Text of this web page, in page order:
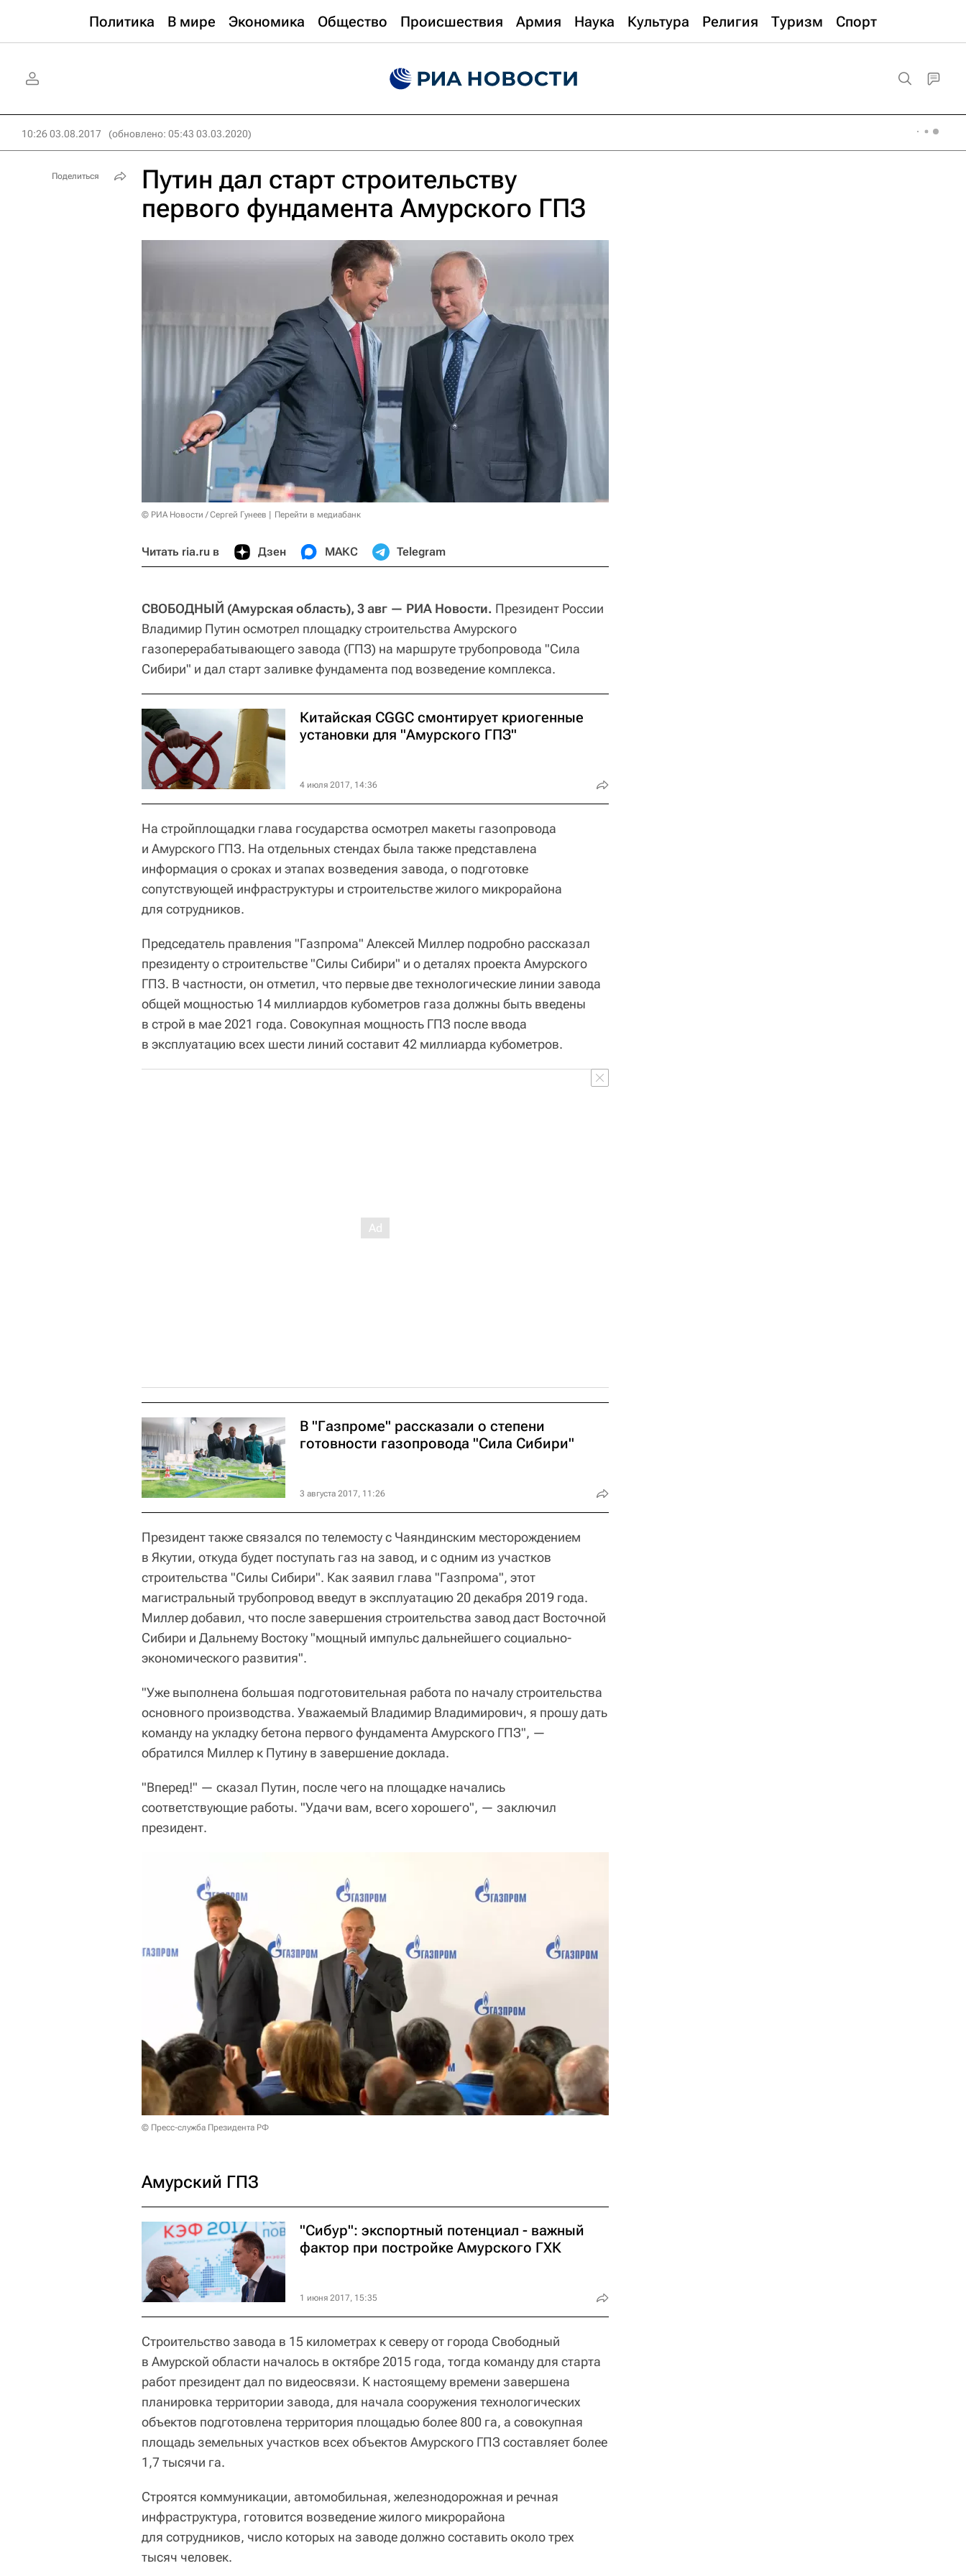
Политика В мире Экономика Общество Происшествия Армия Наука Культура Религия Туризм Спорт
10:26 03.08.2017 (обновлено: 05:43 03.03.2020)
Путин дал старт строительству
первого фундамента Амурского ГПЗ
© РИА Новости / Сергей Гунеев Перейти в медиабанк
Читать ria.ru в Дзен МАКС Telegram
СВОБОДНЫЙ (Амурская область), 3 авг — РИА Новости. Президент России
Владимир Путин осмотрел площадку строительства Амурского
газоперерабатывающего завода (ГПЗ) на маршруте трубопровода "Сила
Сибири" и дал старт заливке фундамента под возведение комплекса.
Китайская CGGC смонтирует криогенные
установки для "Амурского ГПЗ"
4 июля 2017, 14:36
На стройплощадки глава государства осмотрел макеты газопровода
и Амурского ГПЗ. На отдельных стендах была также представлена
информация о сроках и этапах возведения завода, о подготовке
сопутствующей инфраструктуры и строительстве жилого микрорайона
для сотрудников.
Председатель правления "Газпрома" Алексей Миллер подробно рассказал
президенту о строительстве "Силы Сибири" и о деталях проекта Амурского
ГПЗ. В частности, он отметил, что первые две технологические линии завода
общей мощностью 14 миллиардов кубометров газа должны быть введены
в строй в мае 2021 года. Совокупная мощность ГПЗ после ввода
в эксплуатацию всех шести линий составит 42 миллиарда кубометров.
В "Газпроме" рассказали о степени
готовности газопровода "Сила Сибири"
3 августа 2017, 11:26
Президент также связался по телемосту с Чаяндинским месторождением
в Якутии, откуда будет поступать газ на завод, и с одним из участков
строительства "Силы Сибири". Как заявил глава "Газпрома", этот
магистральный трубопровод введут в эксплуатацию 20 декабря 2019 года.
Миллер добавил, что после завершения строительства завод даст Восточной
Сибири и Дальнему Востоку "мощный импульс дальнейшего социально-
экономического развития".
"Уже выполнена большая подготовительная работа по началу строительства
основного производства. Уважаемый Владимир Владимирович, я прошу дать
команду на укладку бетона первого фундамента Амурского ГПЗ", —
обратился Миллер к Путину в завершение доклада.
"Вперед!" — сказал Путин, после чего на площадке начались
соответствующие работы. "Удачи вам, всего хорошего", — заключил
президент.
© Пресс-служба Президента РФ
Амурский ГПЗ
"Сибур": экспортный потенциал - важный
фактор при постройке Амурского ГХК
1 июня 2017, 15:35
Строительство завода в 15 километрах к северу от города Свободный
в Амурской области началось в октябре 2015 года, тогда команду для старта
работ президент дал по видеосвязи. К настоящему времени завершена
планировка территории завода, для начала сооружения технологических
объектов подготовлена территория площадью более 800 га, а совокупная
площадь земельных участков всех объектов Амурского ГПЗ составляет более
1,7 тысячи га.
Строятся коммуникации, автомобильная, железнодорожная и речная
инфраструктура, готовится возведение жилого микрорайона
для сотрудников, число которых на заводе должно составить около трех
тысяч человек.
Поделиться